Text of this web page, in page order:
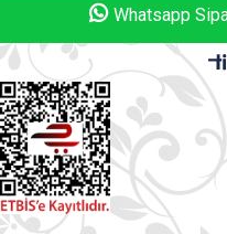
Whatsapp
Whatsapp